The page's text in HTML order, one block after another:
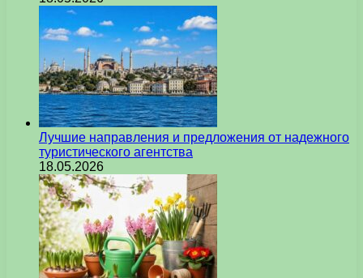
Лучшие направления и предложения от надежного
туристического агентства
18.05.2026